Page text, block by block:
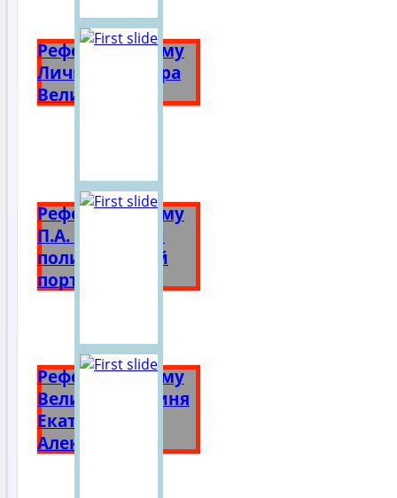
Реферат на тему
Личность Петра
Великого
Реферат на тему
П.А. Столыпин
политический
портрет
Реферат на тему
Великая княгиня
Екатерина
Алексеевна